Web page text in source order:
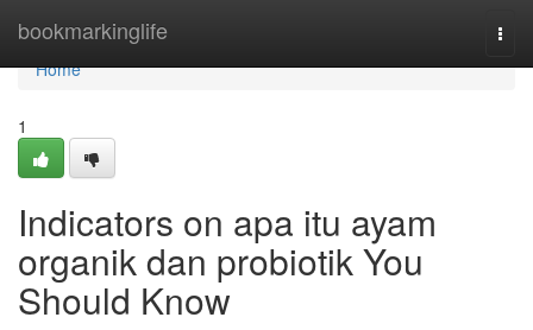
bookmarkinglife
Home
Home
1
Indicators on apa itu ayam
organik dan probiotik You
Should Know